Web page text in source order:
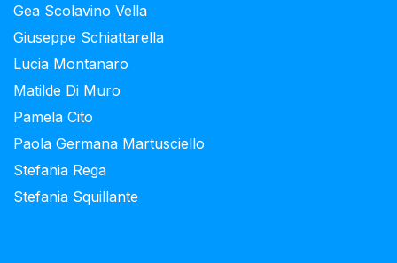
Gea Scolavino Vella
Giuseppe Schiattarella
Lucia Montanaro
Matilde Di Muro
Pamela Cito
Paola Germana Martusciello
Stefania Rega
Stefania Squillante